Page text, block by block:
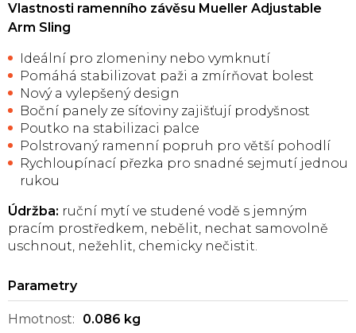
Vlastnosti ramenního závěsu Mueller Adjustable
Arm Sling
Ideální pro zlomeniny nebo vymknutí
Pomáhá stabilizovat paži a zmírňovat bolest
Nový a vylepšený design
Boční panely ze síťoviny zajišťují prodyšnost
Poutko na stabilizaci palce
Polstrovaný ramenní popruh pro větší pohodlí
Rychloupínací přezka pro snadné sejmutí jednou
rukou
Údržba: ruční mytí ve studené vodě s jemným
pracím prostředkem, nebělit, nechat samovolně
uschnout, nežehlit, chemicky nečistit.
Hmotnost: 0.086 kg